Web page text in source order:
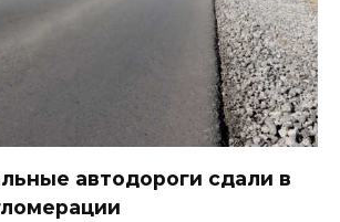
автодороги сдали в